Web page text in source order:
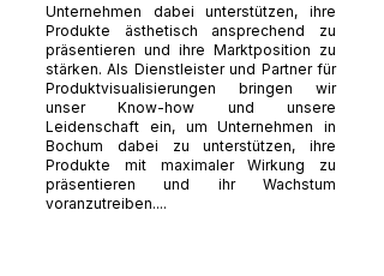
Unternehmen dabei unterstützen, ihre
Produkte ästhetisch ansprechend zu
präsentieren und ihre Marktposition zu
stärken. Als Dienstleister und Partner für
Produktvisualisierungen bringen wir
unser Know-how und unsere
Leidenschaft ein, um Unternehmen in
Bochum dabei zu unterstützen, ihre
Produkte mit maximaler Wirkung zu
präsentieren und ihr Wachstum
voranzutreiben....